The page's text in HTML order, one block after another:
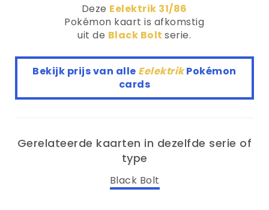
Deze Eelektrik 31/86
Pokémon kaart is afkomstig
uit de Black Boltserie.
Bekijk prijs van alle EelektrikPokémon
cards
Gerelateerde kaarten in dezelfde serie of
type
Black Bolt